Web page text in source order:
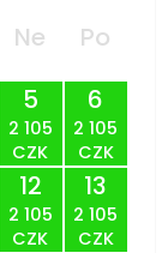
Ne
Po
5
2 105
CZK
6
2 105
CZK
12
2 105
CZK
13
2 105
CZK